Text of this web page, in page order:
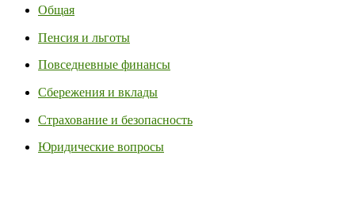
Общая
Пенсия и льготы
Повседневные финансы
Сбережения и вклады
Страхование и безопасность
Юридические вопросы